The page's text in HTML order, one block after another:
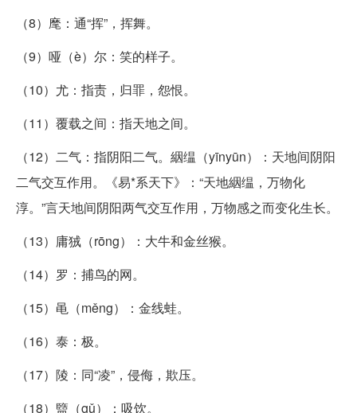
（8）麾：通“挥”，挥舞。
（9）哑（è）尔：笑的样子。
（10）尤：指责，归罪，怨恨。
（11）覆载之间：指天地之间。
（12）二气：指阴阳二气。絪缊（yīnyūn）：天地间阴阳
二气交互作用。《易*系天下》：“天地絪缊，万物化
淳。”言天地间阴阳两气交互作用，万物感之而变化生长。
（13）庸狨（rōng）：大牛和金丝猴。
（14）罗：捕鸟的网。
（15）黾（měng）：金线蛙。
（16）泰：极。
（17）陵：同“凌”，侵侮，欺压。
（18）盬（gǔ）：吸饮。